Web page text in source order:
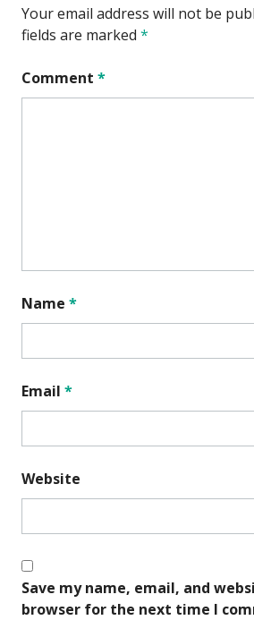
Your email address will not be
fields are marked *
Comment *
Name *
Email *
Website
Save my name, email, and
browser for the next time I